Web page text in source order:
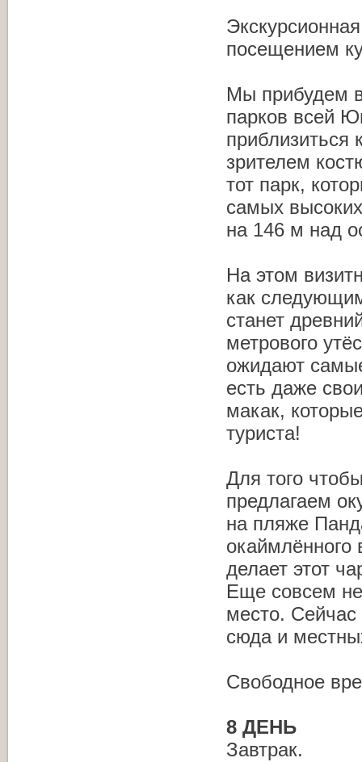
посещением
Мы прибудем
парков всей
приблизиться
зрителем
тот парк,
самых
на 146 м над
На этом
как
станет
метрового
ожидают
есть даже
макак,
туриста!
Для того
предлагаем
на пляже
окаймлённого
делает этот
Еще совсем
место.
сюда и
Свободное
8 ДЕНЬ
Завтрак.